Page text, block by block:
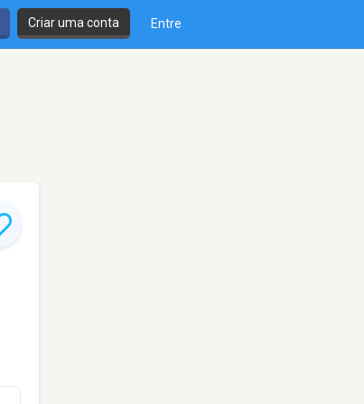
Criar uma conta Entre